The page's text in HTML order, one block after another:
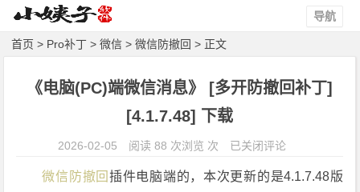
导航
首页 > Pro补丁 >微信 >微信防撤回 > 正文
《电脑(PC)端微信消息》 [多开防撤回补丁]
[4.1.7.48] 下载
2026-02-05 阅读 88 次浏览 次
《电
(P
已关闭评论
微信防撤回插件电脑端的，本次更新的是4.1.7.48版